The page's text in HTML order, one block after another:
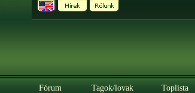
Fórum Tagok/lovak Toplista